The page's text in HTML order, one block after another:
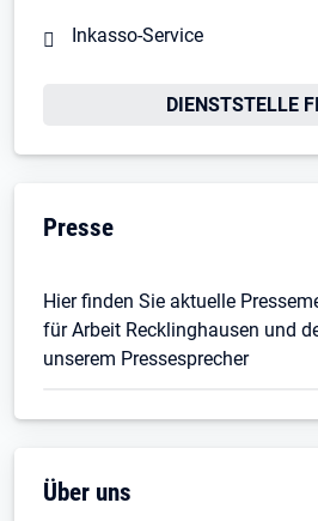
Inkasso-Service
DIENSTSTELLE
Presse
Hier finden Sie aktuelle
für Arbeit Recklinghausen und
unserem Pressesprecher
Über uns